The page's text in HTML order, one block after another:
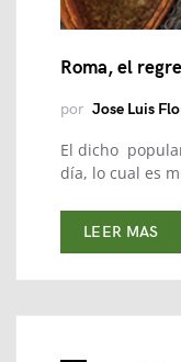
Roma, el
por Jose Luis
El dicho
día, lo cual es
LEER MAS